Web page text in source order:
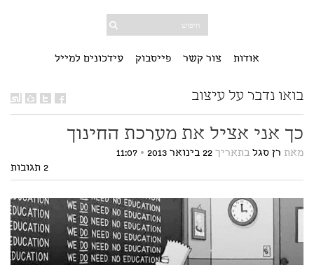
אודות צור קשר פייסבוק עידכונים למייל
בואו נדבר על עיצוב
כך אני אציל את מערכת החינוך
מאת רן סגל בתאריך 22 בינואר 2013 •
11:07
2 תגובות